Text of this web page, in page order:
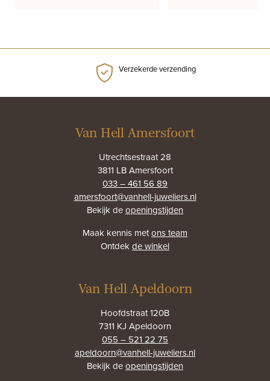
Verzekerde verzending
Van Hell Amersfoort
Utrechtsestraat 28
3811 LB Amersfoort
033 – 461 56 89
amersfoort@vanhell-juweliers.nl
Bekijk deopeningstijden
Maak kennis metons team
Ontdekde winkel
Van Hell Apeldoorn
Hoofdstraat 120B
7311 KJ Apeldoorn
055 – 521 22 75
apeldoorn@vanhell-juweliers.nl
Bekijk deopeningstijden